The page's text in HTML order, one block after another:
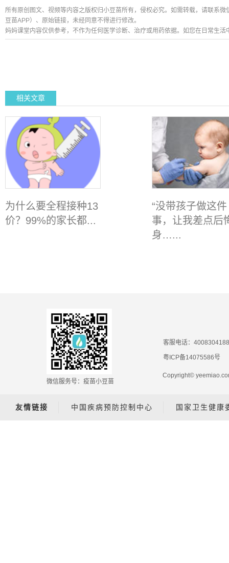
所有原创图文、视频等内容之版权归小豆苗所有，侵权必究。如需转载，请联系
豆苗APP）、原始链接，未经同意不得进行修改。
妈妈课堂内容仅供参考，不作为任何医学诊断、治疗或用药依据。如您在日常生
相关文章
为什么要全程接种13
价？99%的家长都...
“没带孩子做这件
事，让我差点后
身…...
微信服务号：疫苗小豆苗
客服电话：4008304188
粤ICP备14075586号
Copyright©
友情链接 中国疾病预防控制中心 国家卫生健康